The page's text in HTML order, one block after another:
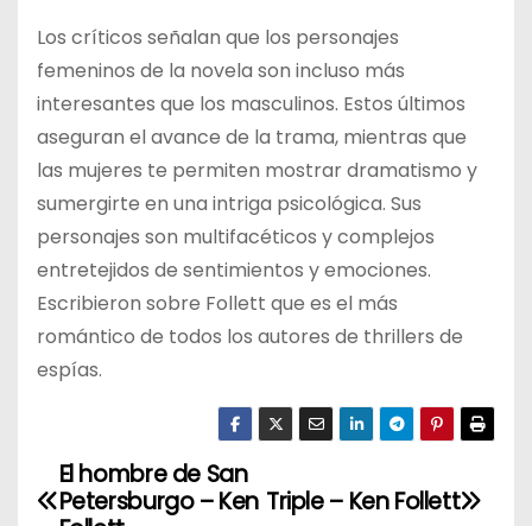
Los críticos señalan que los personajes
femeninos de la novela son incluso más
interesantes que los masculinos. Estos últimos
aseguran el avance de la trama, mientras que
las mujeres te permiten mostrar dramatismo y
sumergirte en una intriga psicológica. Sus
personajes son multifacéticos y complejos
entretejidos de sentimientos y emociones.
Escribieron sobre Follett que es el más
romántico de todos los autores de thrillers de
espías.
N
Triple – Ken Follett
El hombre de San
Petersburgo – Ken